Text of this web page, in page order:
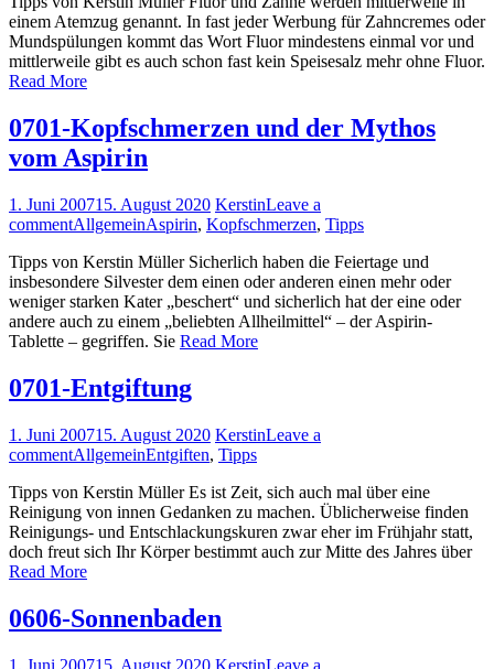
einem Atemzug genannt. In fast jeder Werbung für Zahn­cremes oder
Mundspülungen kommt das Wort Fluor mindestens einmal vor und
mittlerweile gibt es auch schon fast kein Speisesalz mehr ohne Fluor.
Read More
0701-Kopfschmerzen und der Mythos
vom Aspirin
1. Juni 200715. August 2020 KerstinLeave a
commentAllgemeinAspirin, Kopfschmerzen, Tipps
Tipps von Kerstin Müller Sicherlich haben die Feiertage und
insbesondere Silvester dem einen oder anderen einen mehr oder
weniger starken Kater „beschert“ und sicherlich hat der eine oder
andere auch zu einem „beliebten All­heilmittel“ – der Aspirin-
Tablette – gegriffen. Sie Read More
0701-Entgiftung
1. Juni 200715. August 2020 KerstinLeave a
commentAllgemeinEntgiften, Tipps
Tipps von Kerstin Müller Es ist Zeit, sich auch mal über eine
Reinigung von in­nen Gedanken zu machen. Üblicherweise finden
Reinigungs- und Entschlackungskuren zwar eher im Frühjahr statt,
doch freut sich Ihr Körper bestimmt auch zur Mitte des Jahres über
Read More
0606-Sonnenbaden
1. Juni 200715. August 2020 KerstinLeave a